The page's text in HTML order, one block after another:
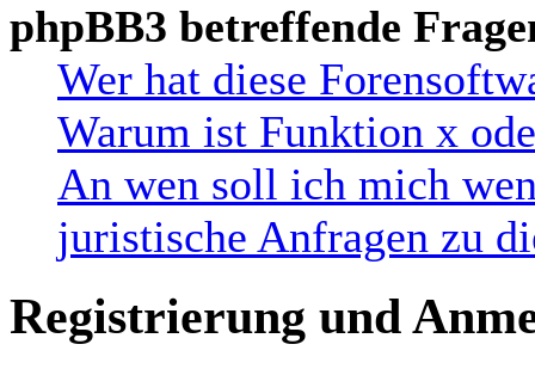
phpBB3 betreffende
Wer hat diese
Warum ist Funktion x
An wen soll ich mich
juristische Anfragen zu
Registrierung und